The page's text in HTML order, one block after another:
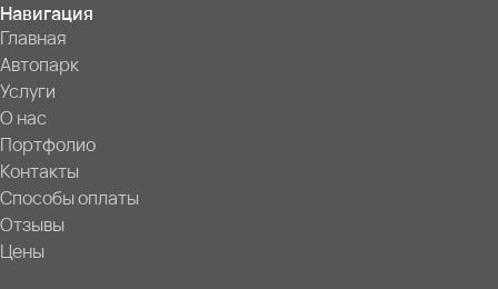
Навигация
Главная
Автопарк
Услуги
О нас
Портфолио
Контакты
Способы оплаты
Отзывы
Цены